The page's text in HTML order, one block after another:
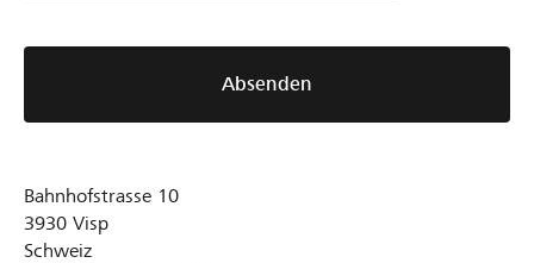
Absenden
Bahnhofstrasse 10
3930 Visp
Schweiz